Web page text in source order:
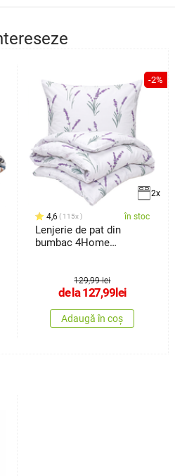
-2%
2x
4,6 115x în stoc
Lenjerie de pat din
bumbac 4Home
129,99 lei
de la127,99 lei
Adaugă în coș